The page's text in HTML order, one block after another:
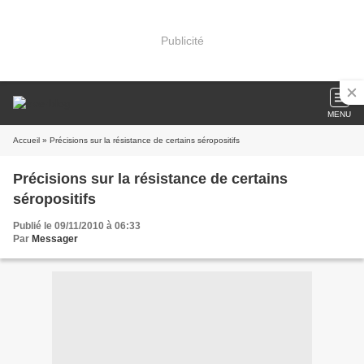
Publicité
MENU
Accueil » Précisions sur la résistance de certains séropositifs
Précisions sur la résistance de certains
séropositifs
Publié le 09/11/2010 à 06:33
Par Messager